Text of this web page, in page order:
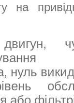
на
нуль
або